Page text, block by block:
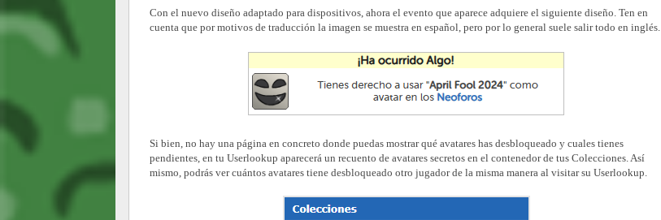
Con el nuevo diseño adaptado para dispositivos, ahora el evento que aparece adquiere el siguiente diseño. Ten en
cuenta que por motivos de traducción la imagen se muestra en español, pero por lo general suele salir todo en inglés.
Si bien, no hay una página en concreto donde puedas mostrar qué avatares has desbloqueado y cuales tienes
pendientes, en tu Userlookup aparecerá un recuento de avatares secretos en el contenedor de tus Colecciones. Así
mismo, podrás ver cuántos avatares tiene desbloqueado otro jugador de la misma manera al visitar su Userlookup.